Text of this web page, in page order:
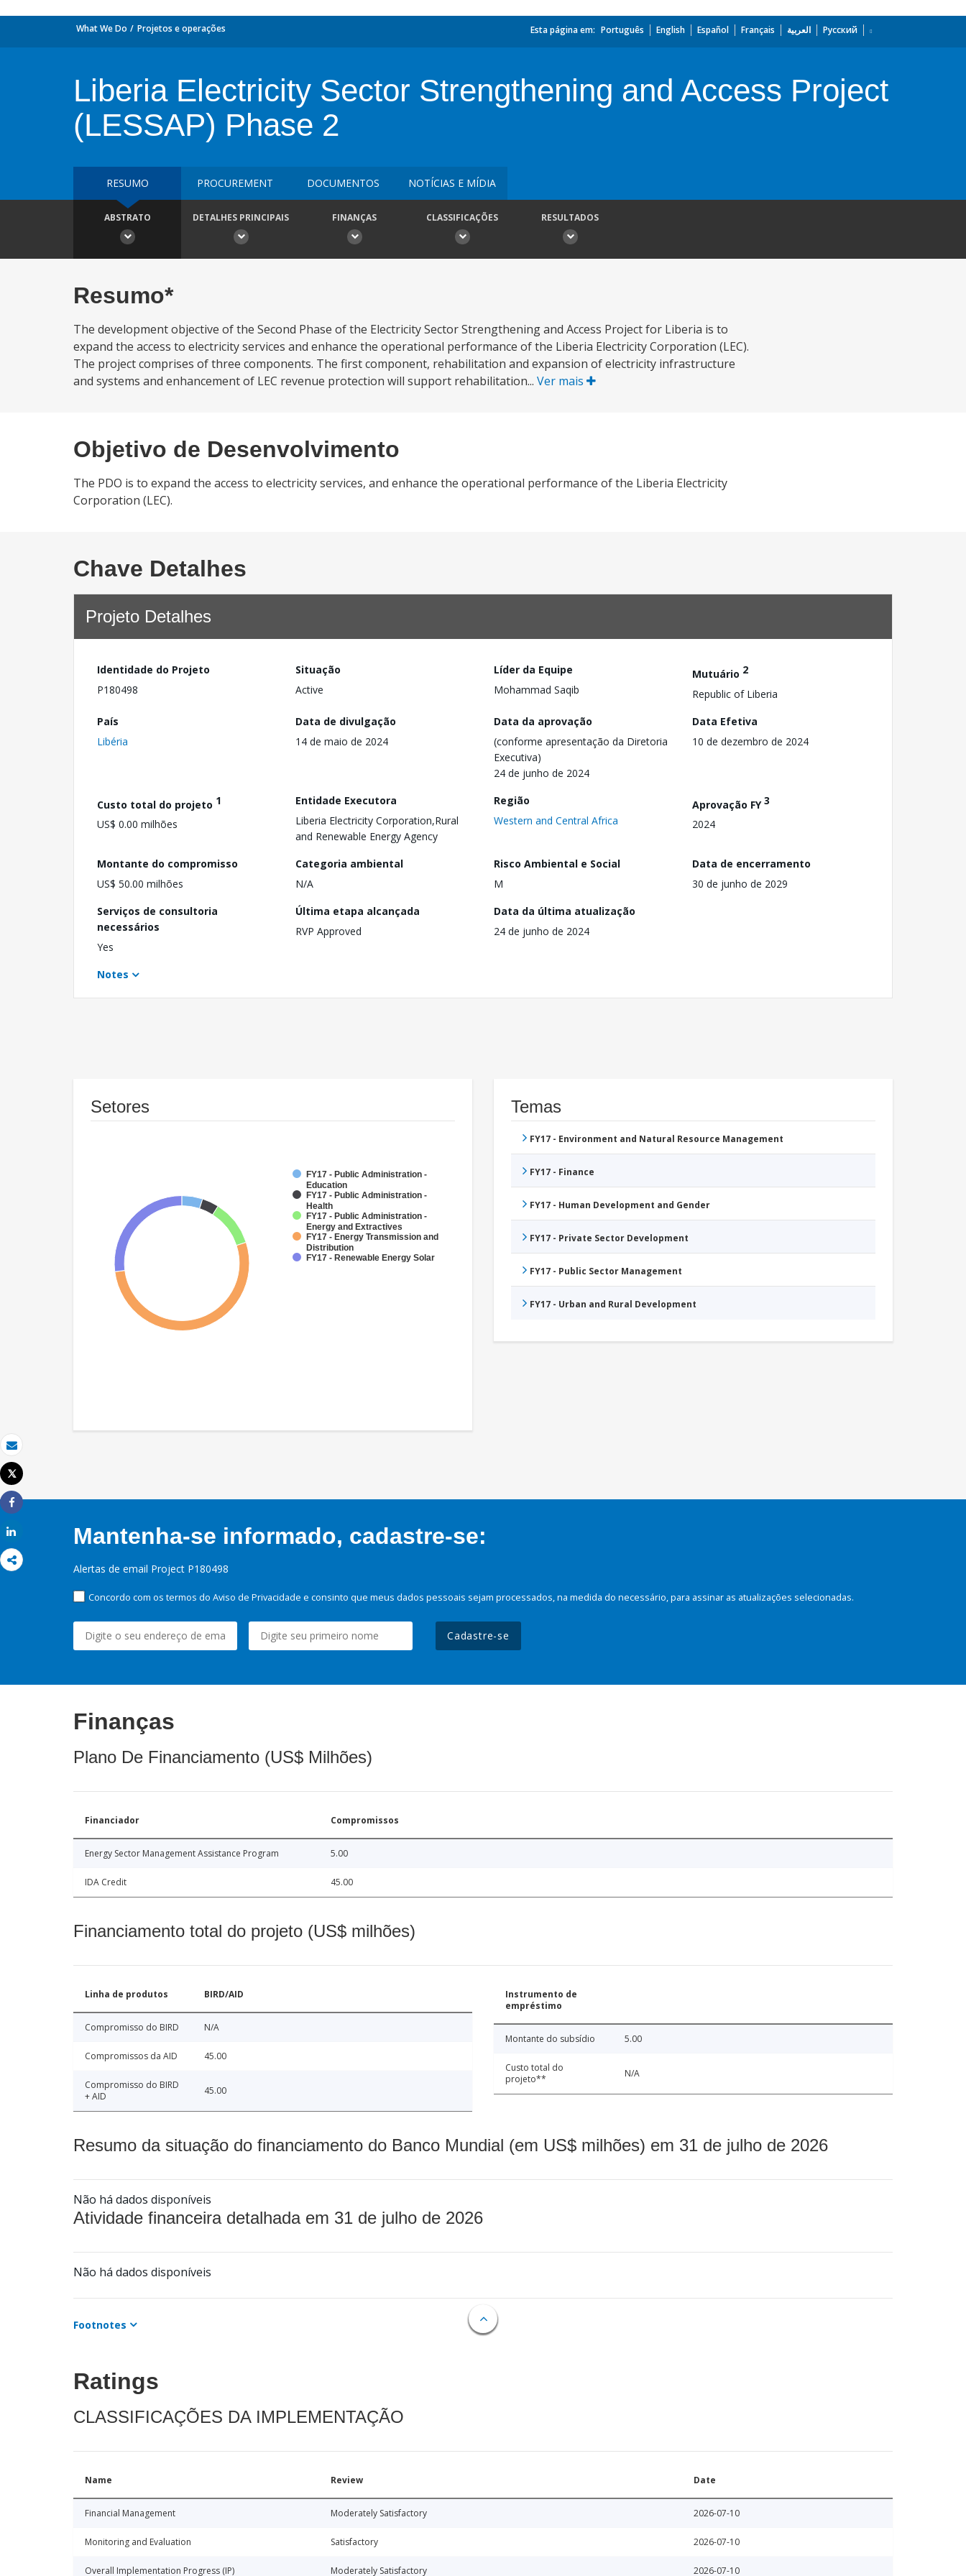
Email
Imprimir
Tweet
Share
What We Do Projetos e operações Esta página em: Português English Español Français العربية Русский
Liberia Electricity Sector Strengthening and Access Project
(LESSAP) Phase 2
RESUMO PROCUREMENT DOCUMENTOS NOTÍCIAS E MÍDIA
ABSTRATO DETALHES PRINCIPAIS FINANÇAS CLASSIFICAÇÕES RESULTADOS
Resumo*
The development objective of the Second Phase of the Electricity Sector Strengthening and Access Project for Liberia is to
expand the access to electricity services and enhance the operational performance of the Liberia Electricity Corporation (LEC).
The project comprises of three components. The first component, rehabilitation and expansion of electricity infrastructure
and systems and enhancement of LEC revenue protection will support rehabilitation... Ver mais
Objetivo de Desenvolvimento
The PDO is to expand the access to electricity services, and enhance the operational performance of the Liberia Electricity
Corporation (LEC).
Chave Detalhes
Projeto Detalhes
Identidade do Projeto
P180498
Situação
Active
Líder da Equipe
Mohammad Saqib
Mutuário 2
Republic of Liberia
País
Libéria
Data de divulgação
14 de maio de 2024
Data da aprovação
(conforme apresentação da Diretoria
Executiva)
24 de junho de 2024
Data Efetiva
10 de dezembro de 2024
Custo total do projeto 1
US$ 0.00 milhões
Entidade Executora
Liberia Electricity Corporation,Rural
and Renewable Energy Agency
Região
Western and Central Africa
Aprovação FY3
2024
Montante do compromisso
US$ 50.00 milhões
Categoria ambiental
N/A
Risco Ambiental e Social
M
Data de encerramento
30 de junho de 2029
Serviços de consultoria
necessários
Yes
Última etapa alcançada
RVP Approved
Data da última atualização
24 de junho de 2024
Notes
Setores
FY17 - Public Administration -
Education
FY17 - Public Administration -
Health
FY17 - Public Administration -
Energy and Extractives
FY17 - Energy Transmission and
Distribution
FY17 - Renewable Energy Solar
Temas
FY17 - Environment and Natural Resource Management
FY17 - Finance
FY17 - Human Development and Gender
FY17 - Private Sector Development
FY17 - Public Sector Management
FY17 - Urban and Rural Development
Mantenha-se informado, cadastre-se:
Alertas de email Project P180498
Concordo com os termos do Aviso de Privacidade e consinto que meus dados pessoais sejam processados, na medida do necessário, para assinar as atualizações selecionadas.
Cadastre-se
Finanças
Plano De Financiamento (US$ Milhões)
Financiador Compromissos
Energy Sector Management Assistance Program 5.00
IDA Credit 45.00
Financiamento total do projeto (US$ milhões)
Linha de produtos BIRD/AID
Compromisso do BIRD N/A
Compromissos da AID 45.00
Compromisso do BIRD
+ AID
45.00
Instrumento de
empréstimo
Montante do subsídio 5.00
Custo total do
projeto**
N/A
Resumo da situação do financiamento do Banco Mundial (em US$ milhões) em 31 de julho de 2026
Não há dados disponíveis
Atividade financeira detalhada em 31 de julho de 2026
Não há dados disponíveis
Footnotes
Ratings
CLASSIFICAÇÕES DA IMPLEMENTAÇÃO
Name Review Date
Financial Management Moderately Satisfactory 2026-07-10
Monitoring and Evaluation Satisfactory 2026-07-10
Overall Implementation Progress (IP) Moderately Satisfactory 2026-07-10